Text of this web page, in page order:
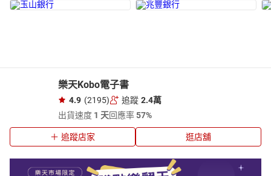
樂天Kobo電子書
4.9 (2195) 追蹤 2.4萬
出貨速度 1 天回應率57%
追蹤店家 逛店舖